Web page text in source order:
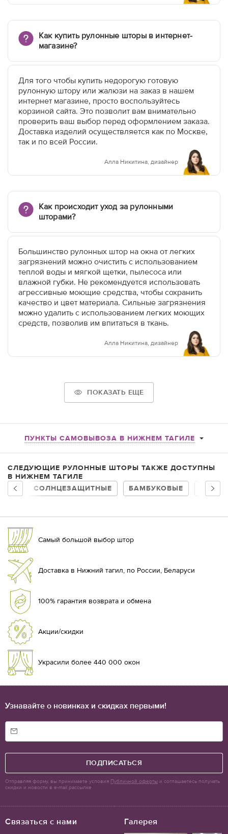
Как купить рулонные шторы в интернет-
магазине?
Для того чтобы купить недорогую готовую
рулонную штору или жалюзи на заказ в нашем
интернет магазине, просто воспользуйтесь
корзиной сайта. Это позволит вам внимательно
проверить ваш выбор перед оформлением заказа.
Доставка изделий осуществляется как по Москве,
так и по всей России.
Алла Никитина, дизайнер
Как происходит уход за рулонными
шторами?
Большинство рулонных штор на окна от легких
загрязнений можно очистить с использованием
теплой воды и мягкой щетки, пылесоса или
влажной губки. Не рекомендуется использовать
агрессивные моющие средства, чтобы сохранить
качество и цвет материала. Сильные загрязнения
можно удалить с использованием легких моющих
средств, позволив им впитаться в ткань.
Алла Никитина, дизайнер
ПОКАЗАТЬ ЕЩЕ
ПУНКТЫ САМОВЫВОЗА В НИЖНЕМ ТАГИЛЕ
СЛЕДУЮЩИЕ РУЛОННЫЕ ШТОРЫ ТАКЖЕ ДОСТУПНЫ
В НИЖНЕМ ТАГИЛЕ
СОЛНЦЕЗАЩИТНЫЕ
БАМБУКОВЫЕ НА
Самый большой выбор штор
Доставка в Нижний тагил, по России, Беларуси
100% гарантия возврата и обмена
Акции/скидки
Украсили более 440 000 окон
Галерея
Связаться с нами
Узнавайте о новинках и скидках первыми!
ПОДПИСАТЬСЯ
Отправляя форму, вы принимаете условия Публичной оферты и соглашаетесь получать
скидки и новости в e-mail рассылке